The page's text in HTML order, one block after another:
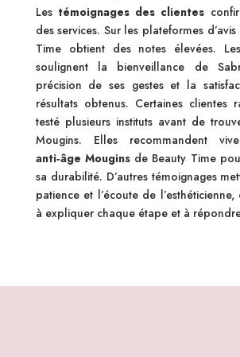
Lestémoignages des clientes
des services. Sur les plateformes
Time obtient des notes élevées.
soulignent la bienveillance de
précision de ses gestes et la
résultats obtenus. Certaines clientes
testé plusieurs instituts avant de
Mougins. Elles recommandent
anti‑âge Mouginsde Beauty Time
sa durabilité. D’autres témoignages
patience et l’écoute de l’esthéticienne,
à expliquer chaque étape et à